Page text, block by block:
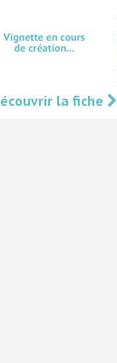
la fiche